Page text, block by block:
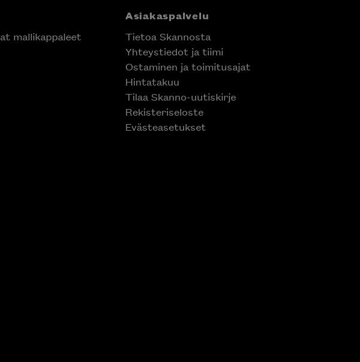
mallikappaleet
Asiakaspalvelu
Tietoa Skannosta
Yhteystiedot ja tiimi
Ostaminen ja toimitusajat
Hintatakuu
Tilaa Skanno-uutiskirje
Rekisteriseloste
Evästeasetukset